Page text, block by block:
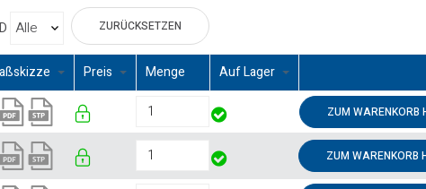
D ZURÜCKSETZEN
Preis Menge Auf Lager
ZUM WARENKORB
ZUM WARENKORB